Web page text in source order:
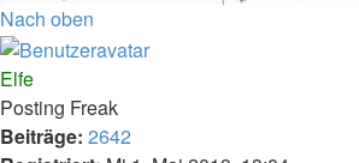
Nach oben
Elfe
Posting Freak
Beiträge: 2642